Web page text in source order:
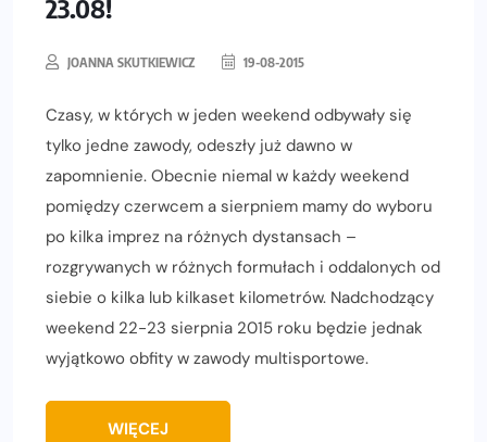
23.08!
JOANNA SKUTKIEWICZ 19-08-2015
Czasy, w których w jeden weekend odbywały się
tylko jedne zawody, odeszły już dawno w
zapomnienie. Obecnie niemal w każdy weekend
pomiędzy czerwcem a sierpniem mamy do wyboru
po kilka imprez na różnych dystansach –
rozgrywanych w różnych formułach i oddalonych od
siebie o kilka lub kilkaset kilometrów. Nadchodzący
weekend 22-23 sierpnia 2015 roku będzie jednak
wyjątkowo obfity w zawody multisportowe.
WIĘCEJ